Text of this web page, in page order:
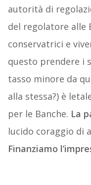
autorità di
del regolatore alle
conservatrici e
questo prendere i
tasso minore da
alla stessa?) è
per le Banche. La
lucido coraggio di
Finanziamo